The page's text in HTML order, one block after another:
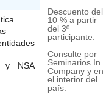
y NSA
Descuento del
10 % a partir
del 3º
participante.
Consulte por
Seminarios In
Company y en
el interior del
país.